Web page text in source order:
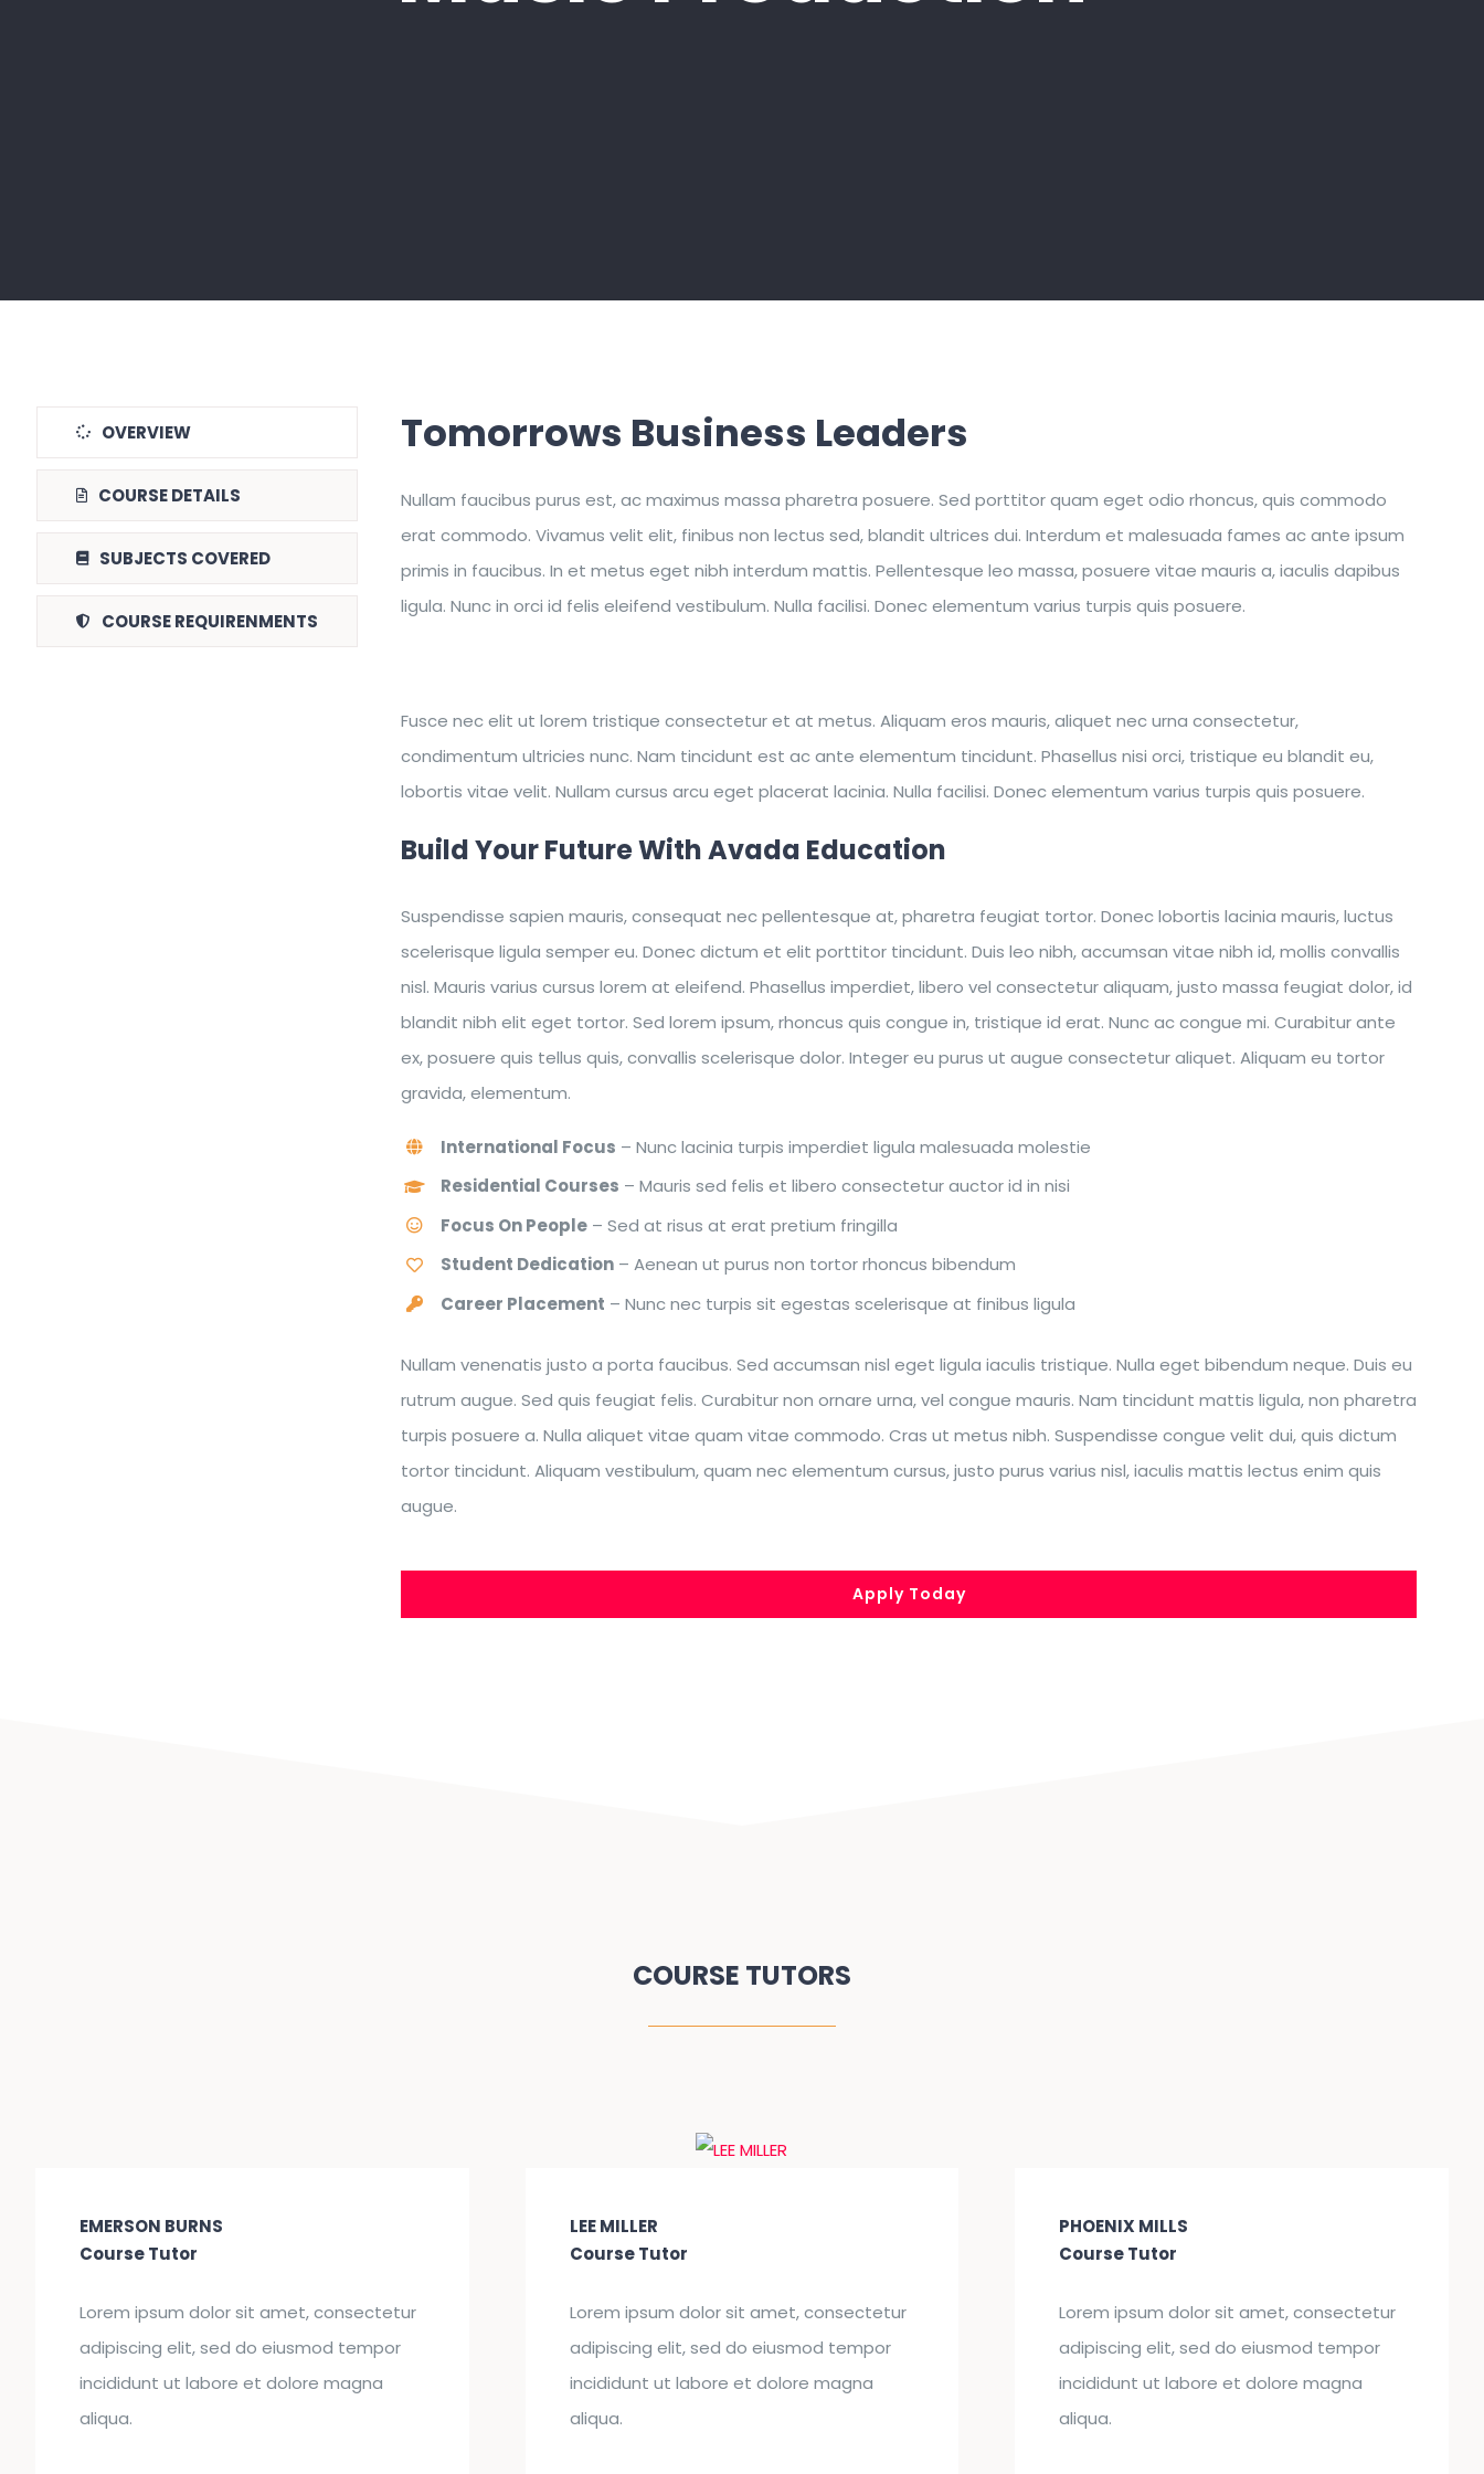
OVERVIEW
COURSE DETAILS
SUBJECTS COVERED
COURSE REQUIRENMENTS
Tomorrows Business Leaders
Nullam faucibus purus est, ac maximus massa pharetra posuere. Sed porttitor quam eget odio rhoncus, quis commodo
erat commodo. Vivamus velit elit, finibus non lectus sed, blandit ultrices dui. Interdum et malesuada fames ac ante ipsum
primis in faucibus. In et metus eget nibh interdum mattis. Pellentesque leo massa, posuere vitae mauris a, iaculis dapibus
ligula. Nunc in orci id felis eleifend vestibulum. Nulla facilisi. Donec elementum varius turpis quis posuere.
Fusce nec elit ut lorem tristique consectetur et at metus. Aliquam eros mauris, aliquet nec urna consectetur,
condimentum ultricies nunc. Nam tincidunt est ac ante elementum tincidunt. Phasellus nisi orci, tristique eu blandit eu,
lobortis vitae velit. Nullam cursus arcu eget placerat lacinia. Nulla facilisi. Donec elementum varius turpis quis posuere.
Build Your Future With Avada Education
Suspendisse sapien mauris, consequat nec pellentesque at, pharetra feugiat tortor. Donec lobortis lacinia mauris, luctus
scelerisque ligula semper eu. Donec dictum et elit porttitor tincidunt. Duis leo nibh, accumsan vitae nibh id, mollis convallis
nisl. Mauris varius cursus lorem at eleifend. Phasellus imperdiet, libero vel consectetur aliquam, justo massa feugiat dolor, id
blandit nibh elit eget tortor. Sed lorem ipsum, rhoncus quis congue in, tristique id erat. Nunc ac congue mi. Curabitur ante
ex, posuere quis tellus quis, convallis scelerisque dolor. Integer eu purus ut augue consectetur aliquet. Aliquam eu tortor
gravida, elementum.
International Focus – Nunc lacinia turpis imperdiet ligula malesuada molestie
Residential Courses – Mauris sed felis et libero consectetur auctor id in nisi
Focus On People – Sed at risus at erat pretium fringilla
Student Dedication – Aenean ut purus non tortor rhoncus bibendum
Career Placement – Nunc nec turpis sit egestas scelerisque at finibus ligula
Nullam venenatis justo a porta faucibus. Sed accumsan nisl eget ligula iaculis tristique. Nulla eget bibendum neque. Duis eu
rutrum augue. Sed quis feugiat felis. Curabitur non ornare urna, vel congue mauris. Nam tincidunt mattis ligula, non pharetra
turpis posuere a. Nulla aliquet vitae quam vitae commodo. Cras ut metus nibh. Suspendisse congue velit dui, quis dictum
tortor tincidunt. Aliquam vestibulum, quam nec elementum cursus, justo purus varius nisl, iaculis mattis lectus enim quis
augue.
Apply Today
COURSE TUTORS
EMERSON BURNS
Course Tutor
Lorem ipsum dolor sit amet, consectetur
adipiscing elit, sed do eiusmod tempor
incididunt ut labore et dolore magna
aliqua.
LEE MILLER
Course Tutor
Lorem ipsum dolor sit amet, consectetur
adipiscing elit, sed do eiusmod tempor
incididunt ut labore et dolore magna
aliqua.
PHOENIX MILLS
Course Tutor
Lorem ipsum dolor sit amet, consectetur
adipiscing elit, sed do eiusmod tempor
incididunt ut labore et dolore magna
aliqua.